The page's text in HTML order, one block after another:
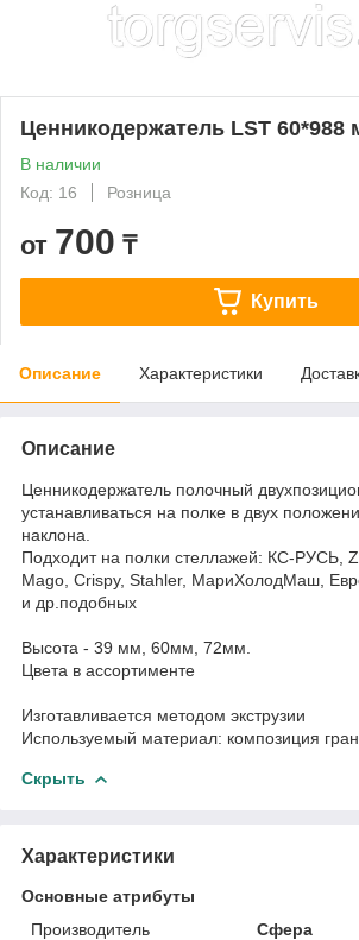
Ценникодержатель LST 60*988
В наличии
Код: 16
Розница
от 700 ₸
Купить
Описание Характеристики
Описание
Ценникодержатель полочный
устанавливаться на полке в двух
наклона.
Подходит на полки стеллажей: КС-РУСЬ,
Mago, Crispy, Stahler, МариХолодМаш,
и др.подобных
Высота - 39 мм, 60мм, 72мм.
Цвета в ассортименте
Изготавливается методом экструзии
Используемый материал: композиция
Скрыть
Характеристики
Основные атрибуты
Производитель
Сфера